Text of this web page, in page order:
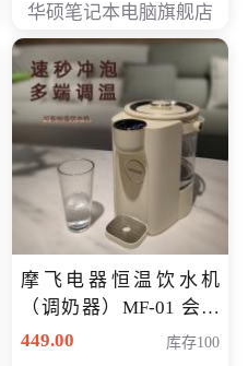
华硕笔记本电脑旗舰店
摩飞电器恒温饮水机
（调奶器）MF-01 会员
专享价366元
449.00 库存100